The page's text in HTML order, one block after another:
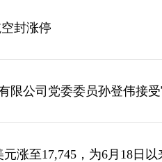
封涨停
限公司党委委员孙登伟接
涨至17,745，为6月18日